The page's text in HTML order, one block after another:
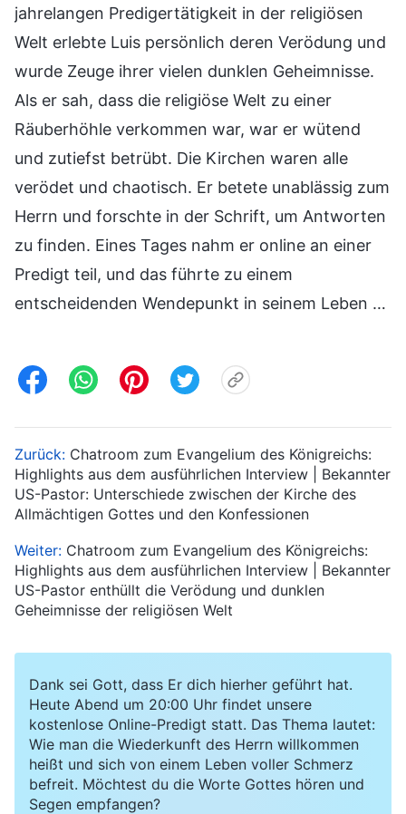
jahrelangen Predigertätigkeit in der religiösen
Welt erlebte Luis persönlich deren Verödung und
wurde Zeuge ihrer vielen dunklen Geheimnisse.
Als er sah, dass die religiöse Welt zu einer
Räuberhöhle verkommen war, war er wütend
und zutiefst betrübt. Die Kirchen waren alle
verödet und chaotisch. Er betete unablässig zum
Herrn und forschte in der Schrift, um Antworten
zu finden. Eines Tages nahm er online an einer
Predigt teil, und das führte zu einem
entscheidenden Wendepunkt in seinem Leben …
Zurück: Chatroom zum Evangelium des Königreichs:
Highlights aus dem ausführlichen Interview | Bekannter
US-Pastor: Unterschiede zwischen der Kirche des
Allmächtigen Gottes und den Konfessionen
Weiter: Chatroom zum Evangelium des Königreichs:
Highlights aus dem ausführlichen Interview | Bekannter
US-Pastor enthüllt die Verödung und dunklen
Geheimnisse der religiösen Welt
Dank sei Gott, dass Er dich hierher geführt hat.
Heute Abend um 20:00 Uhr findet unsere
kostenlose Online-Predigt statt. Das Thema lautet:
Wie man die Wiederkunft des Herrn willkommen
heißt und sich von einem Leben voller Schmerz
befreit. Möchtest du die Worte Gottes hören und
Segen empfangen?